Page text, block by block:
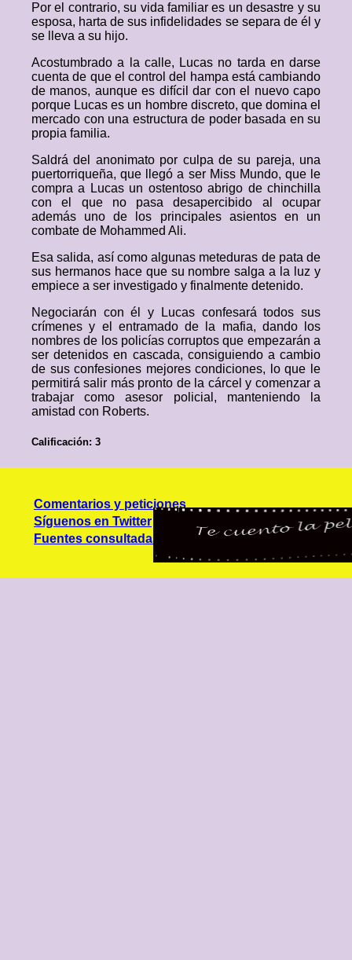
Por el contrario, su vida familiar es un desastre y su
esposa, harta de sus infidelidades se separa de él y
se lleva a su hijo.
Acostumbrado a la calle, Lucas no tarda en darse
cuenta de que el control del hampa está cambiando
de manos, aunque es difícil dar con el nuevo capo
porque Lucas es un hombre discreto, que domina el
mercado con una estructura de poder basada en su
propia familia.
Saldrá del anonimato por culpa de su pareja, una
puertorriqueña, que llegó a ser Miss Mundo, que le
compra a Lucas un ostentoso abrigo de chinchilla
con el que no pasa desapercibido al ocupar
además uno de los principales asientos en un
combate de Mohammed Ali.
Esa salida, así como algunas meteduras de pata de
sus hermanos hace que su nombre salga a la luz y
empiece a ser investigado y finalmente detenido.
Negociarán con él y Lucas confesará todos sus
crímenes y el entramado de la mafia, dando los
nombres de los policías corruptos que empezarán a
ser detenidos en cascada, consiguiendo a cambio
de sus confesiones mejores condiciones, lo que le
permitirá salir más pronto de la cárcel y comenzar a
trabajar como asesor policial, manteniendo la
amistad con Roberts.
Calificación: 3
Comentarios y peticiones
Síguenos en Twitter
Fuentes consultadas